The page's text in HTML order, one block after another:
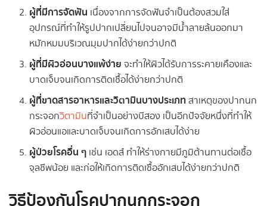
ผู้ที่มีการจัดฟัน เนื่องจากการจัดฟันจำเป็นต้องสวมใส่
อุปกรณ์ที่ทำให้รูปปากเปลี่ยนไปจนอาจมีน้ำลายล้นออกมา
หมักหมมบริเวณมุมปากได้ง่ายกว่าปกติ
ผู้ที่มีผิวอ่อนบางแพ้ง่าย จะทำให้ผิวได้รับการระคายเคืองและ
บาดเจ็บจนเกิดการติดเชื้อได้ง่ายกว่าปกติ
ผู้ที่ขาดสารอาหารและวิตามินบางประเภทสาเหตุของปากนก
กระจอกวิตามินที่จำเป็นอย่างบีสอง เป็นอีกปัจจัยหนึ่งที่ทำให้
ผิวอ่อนแอและบาดเจ็บจนเกิดการอักเสบได้ง่าย
ผู้ป่วยโรคอื่น ๆ เช่น เอดส์ ทำให้ร่างกายมีภูมิต้านทานต่อเชื้อ
จุลชีพน้อย และก่อให้เกิดการติดเชื้ออักเสบได้ง่ายกว่าปกติ